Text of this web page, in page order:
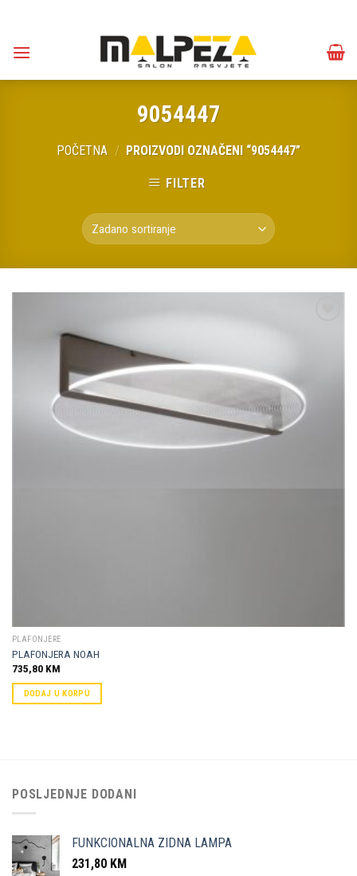
content
9054447
POČETNA / PROIZVODI OZNAČENI “9054447”
FILTER
PLAFONJERE
PLAFONJERA NOAH
735,80 KM
DODAJ U KORPU
POSLJEDNJE DODANI
FUNKCIONALNA ZIDNA LAMPA
231,80 KM